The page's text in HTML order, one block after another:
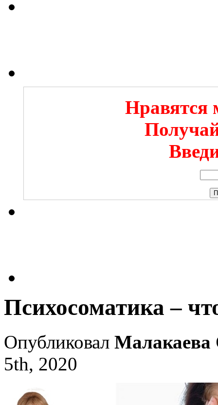
Нравятся
Психосоматика –
Опубликовал Малакаева
5th, 2020